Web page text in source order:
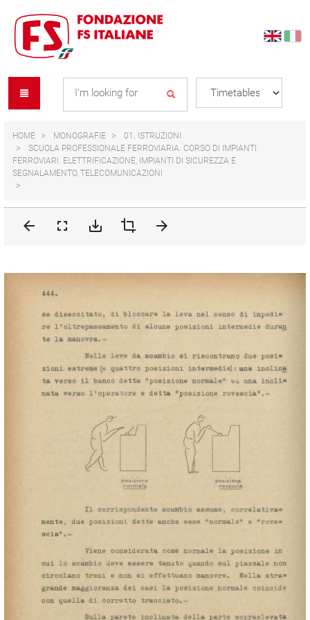
content
navigation
menu
HOME MONOGRAFIE
01. ISTRUZIONI
SCUOLA PROFESSIONALE FERROVIARIA. CORSO DI IMPIANTI
FERROVIARI. ELETTRIFICAZIONE, IMPIANTI DI SICUREZZA E
SEGNALAMENTO, TELECOMUNICAZIONI